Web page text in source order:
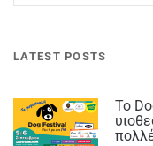
LATEST POSTS
Το